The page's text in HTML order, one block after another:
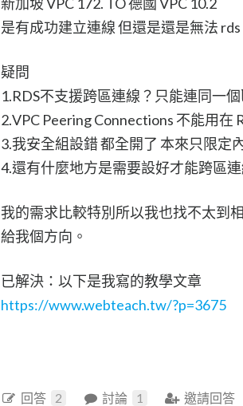
是有成功建立連線 但還是還是無法 rds
疑問
1.RDS不支援跨區連線？只能連同一
2.VPC Peering Connections 不能用在
3.我安全組設錯 都全開了 本來只限定
4.還有什麼地方是需要設好才能跨區
我的需求比較特別所以我也找不太到
給我個方向。
已解決：以下是我寫的教學文章
https://www.webteach.tw/?p=3675
回答 2 討論 1 邀請回答